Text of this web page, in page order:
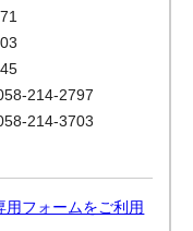
214-2797
214-3703
フォームをご利用